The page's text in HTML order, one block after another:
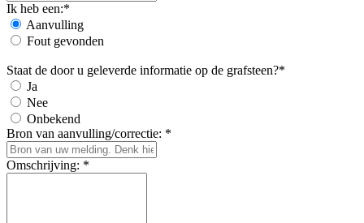
Ik heb een:*
Aanvulling
Fout gevonden
Staat de door u geleverde informatie op de grafsteen?*
Ja
Nee
Onbekend
Bron van aanvulling/correctie: *
Omschrijving: *